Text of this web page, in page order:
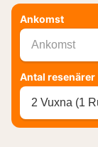
Ankomst
Ankomst
Antal resenärer
2 Vuxna (1